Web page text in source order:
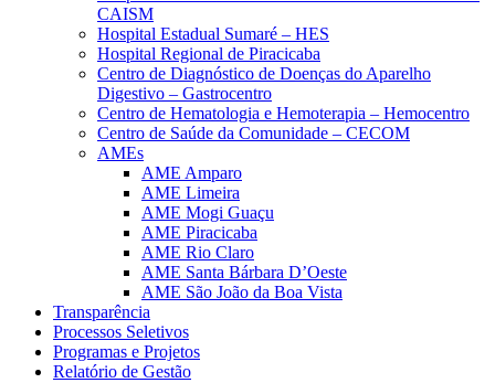
CAISM
Hospital Estadual Sumaré – HES
Hospital Regional de Piracicaba
Centro de Diagnóstico de Doenças do Aparelho
Digestivo – Gastrocentro
Centro de Hematologia e Hemoterapia – Hemocentro
Centro de Saúde da Comunidade – CECOM
AMEs
AME Amparo
AME Limeira
AME Mogi Guaçu
AME Piracicaba
AME Rio Claro
AME Santa Bárbara D’Oeste
AME São João da Boa Vista
Transparência
Processos Seletivos
Programas e Projetos
Relatório de Gestão